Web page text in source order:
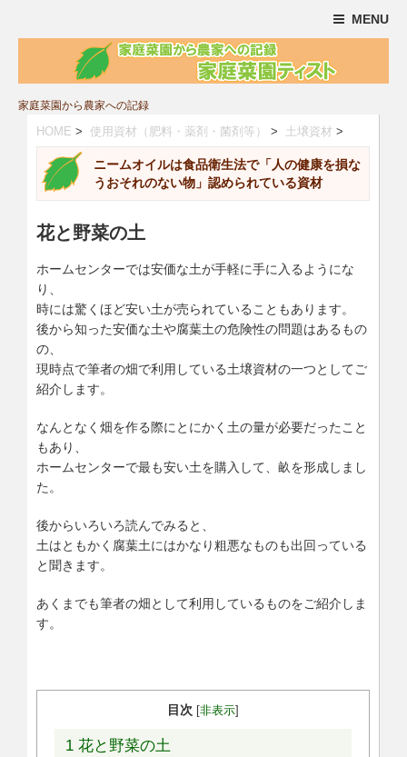
MENU
家庭菜園から農家への記録
HOME > 使用資材（肥料・薬剤・菌剤等） > 土壌資材 >
ニームオイルは食品衛生法で「人の健康を損な
うおそれのない物」認められている資材
花と野菜の土
ホームセンターでは安価な土が手軽に手に入るようにな
り、
時には驚くほど安い土が売られていることもあります。
後から知った安価な土や腐葉土の危険性の問題はあるもの
の、
現時点で筆者の畑で利用している土壌資材の一つとしてご
紹介します。
なんとなく畑を作る際にとにかく土の量が必要だったこと
もあり、
ホームセンターで最も安い土を購入して、畝を形成しまし
た。
後からいろいろ読んでみると、
土はともかく腐葉土にはかなり粗悪なものも出回っている
と聞きます。
あくまでも筆者の畑として利用しているものをご紹介しま
す。
目次 非表示
1 花と野菜の土